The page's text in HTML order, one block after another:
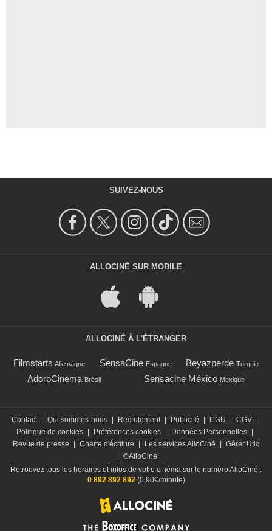
SUIVEZ-NOUS
ALLOCINÉ SUR MOBILE
ALLOCINÉ À L'ÉTRANGER
Filmstarts Allemagne SensaCine Espagne Beyazperde Turquie
AdoroCinema Brésil Sensacine México Mexique
Contact | Qui sommes-nous | Recrutement | Publicité | CGU | CGV |
Politique de cookies | Préférences cookies | Données Personnelles |
Revue de presse
| Charte d'écriture | Les services AlloCiné | Gérer Utiq
| ©AlloCiné
Retrouvez tous les horaires et infos de votre cinéma sur le numéro AlloCiné :
0 892 892 892 (0,90€/minute)